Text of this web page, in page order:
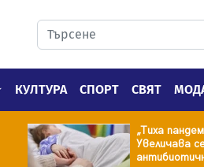
КУЛТУРА СПОРТ СВЯТ
„Тиха
Увеличава